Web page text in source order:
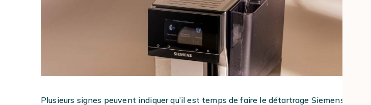
Plusieurs signes peuvent indiquer qu’il est temps de faire le détartrage Siemens EQ 700